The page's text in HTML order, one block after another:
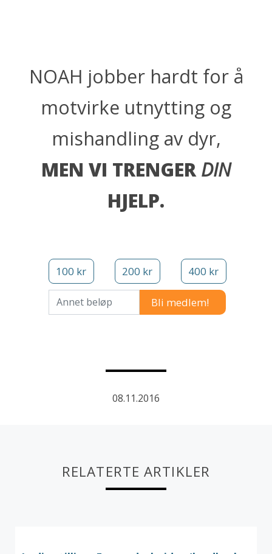
NOAH jobber hardt for å
motvirke utnytting og
mishandling av dyr,
MEN VI TRENGERDIN
HJELP.
100 kr 200 kr 400 kr
Annet beløp
08.11.2016
RELATERTE ARTIKLER